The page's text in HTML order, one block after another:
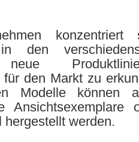
den
neue
für den Markt zu
Modelle können
Ansichtsexemplare
werden.